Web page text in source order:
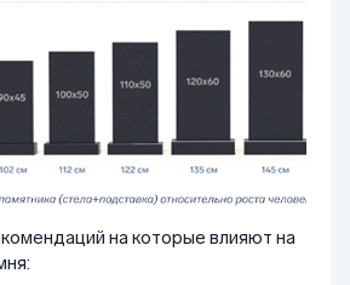
на которые влияют на